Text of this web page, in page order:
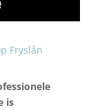
Fryslân
is